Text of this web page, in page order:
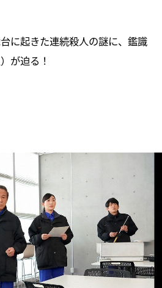
に起きた連続殺人の謎に、鑑識
が迫る！